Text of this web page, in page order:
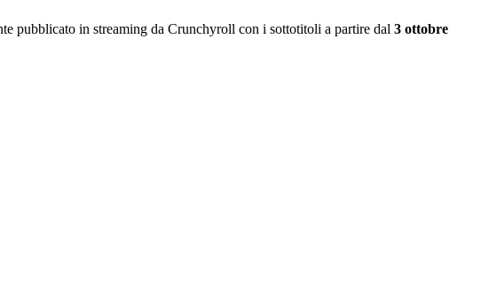
pubblicato in streaming da Crunchyroll con i sottotitoli a partire dal 3 ottobre